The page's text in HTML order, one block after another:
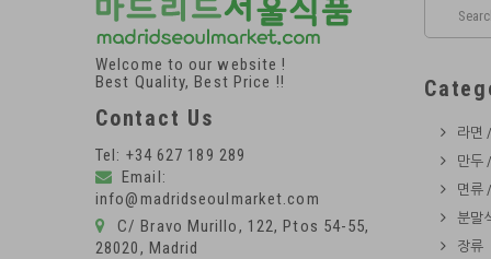
Welcome to our website !
Best Quality, Best Price !!
Contact Us
Tel: +34 627 189 289
Email:
info@madridseoulmarket.com
C/ Bravo Murillo, 122, Ptos 54-55,
28020, Madrid
라면
만두
면류
분말
장류